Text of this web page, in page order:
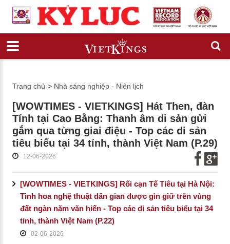
Trang chủ > Nhà sáng nghiệp - Niên lịch
[WOWTIMES - VIETKINGS] Hát Then, đàn
Tính tại Cao Bằng: Thanh âm di sản gửi
gắm qua từng giai điệu - Top các di sản
tiêu biểu tại 34 tỉnh, thành Việt Nam (P.29)
12-06-2026
[WOWTIMES - VIETKINGS] Rối cạn Tế Tiêu tại Hà Nội:
Tinh hoa nghệ thuật dân gian được gìn giữ trên vùng
đất ngàn năm văn hiến - Top các di sản tiêu biểu tại 34
tỉnh, thành Việt Nam (P.22)
02-06-2026